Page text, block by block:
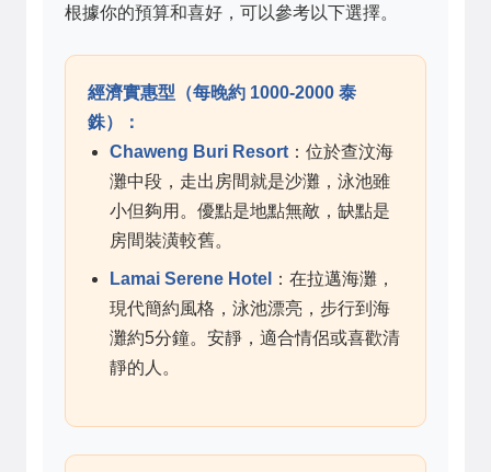
根據你的預算和喜好，可以參考以下選擇。
經濟實惠型（每晚約 1000-2000 泰
銖）：
Chaweng Buri Resort ：位於查汶海
灘中段，走出房間就是沙灘，泳池雖
小但夠用。優點是地點無敵，缺點是
房間裝潢較舊。
Lamai Serene Hotel
：在拉邁海灘，
現代簡約風格，泳池漂亮，步行到海
灘約5分鐘。安靜，適合情侶或喜歡清
靜的人。